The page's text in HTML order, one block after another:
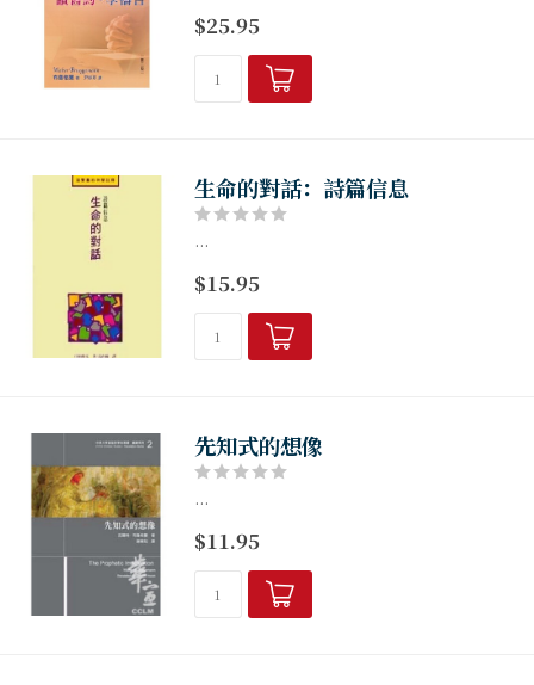
$25.95
生命的對話：詩篇信息
...
$15.95
先知式的想像
...
$11.95